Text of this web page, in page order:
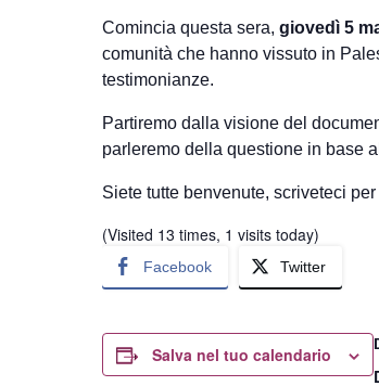
Comincia questa sera, giovedì 5
comunità che hanno vissuto in
testimonianze.
Partiremo dalla visione del
parleremo della questione in base
Siete tutte benvenute, scriveteci
(Visited 13 times, 1 visits today)
Facebook Twitter
Salva nel tuo calendario